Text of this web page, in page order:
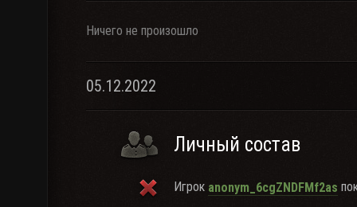
Ничего не произошло
05.12.2022
Личный состав
Игрок anonym_6cgZNDFMf2as